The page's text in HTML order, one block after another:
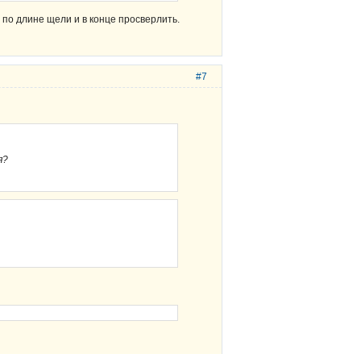
длине щели и в конце просверлить.
#7